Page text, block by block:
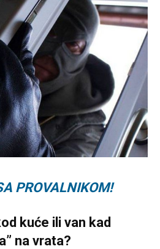
PROVALNIKOM!
kuće ili van kad
na vrata?